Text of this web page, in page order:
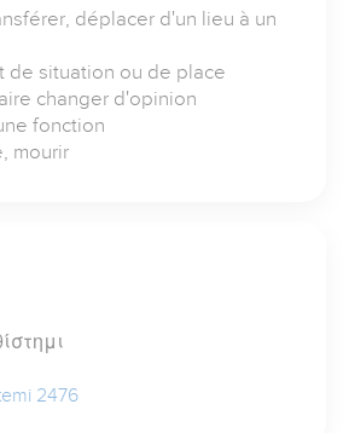
déplacer d'un lieu à un
de situation ou de place
changer d'opinion
fonction
mourir
2476